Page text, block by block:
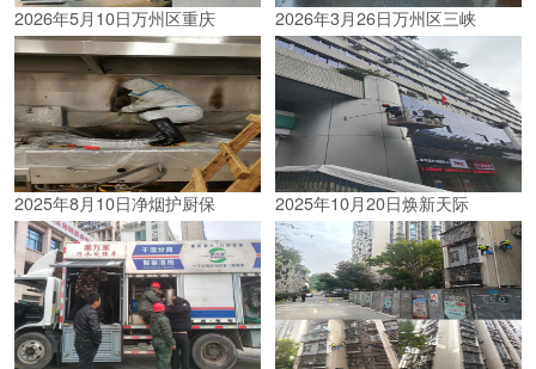
2026年5月10日万州区重庆 2026年3月26日万州区三峡
2025年8月10日净烟护厨保 2025年10月20日焕新天际